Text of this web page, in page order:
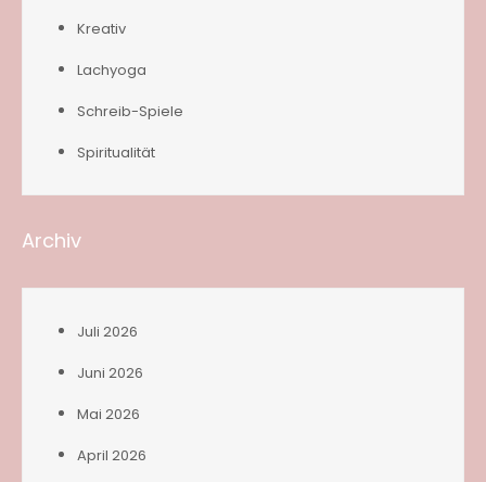
Kreativ
Lachyoga
Schreib-Spiele
Spiritualität
Archiv
Juli 2026
Juni 2026
Mai 2026
April 2026